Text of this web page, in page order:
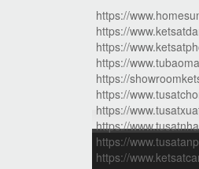
https://
https://
https://
https://
https://
https://
https://
https://
https://
https://